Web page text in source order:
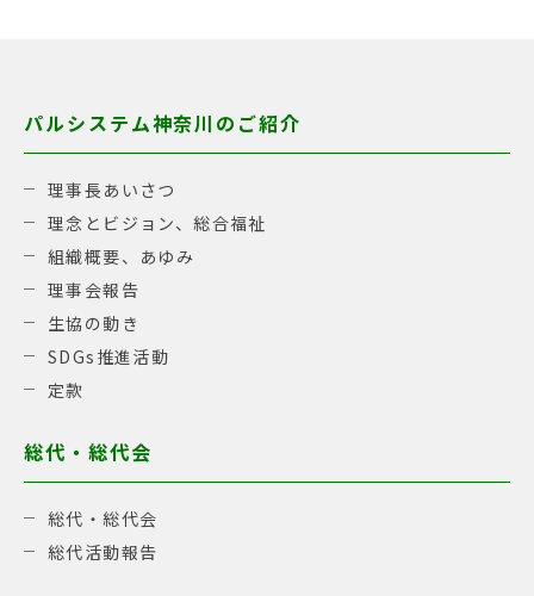
パルシステム神奈川のご紹介
理事長あいさつ
理念とビジョン、総合福祉
組織概要、あゆみ
理事会報告
生協の動き
SDGs推進活動
定款
総代・総代会
総代・総代会
総代活動報告